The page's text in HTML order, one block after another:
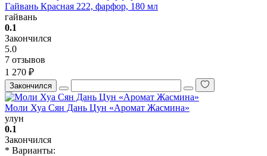
Гайвань Красная 222, фарфор, 180 мл
гайвань
0.1
Закончился
5.0
7 отзывов
1 270 ₽
Закончился
Моли Хуа Сян Дань Цун «Аромат Жасмина»
улун
0.1
Закончился
* Варианты: